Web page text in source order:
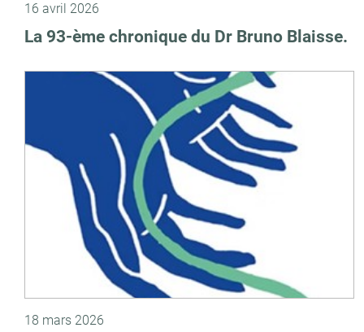
16 avril 2026
La 93-ème chronique du Dr Bruno Blaisse.
18 mars 2026